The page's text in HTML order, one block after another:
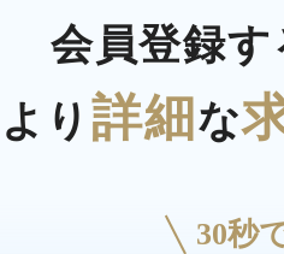
会員登録す
より 詳細 な
30秒